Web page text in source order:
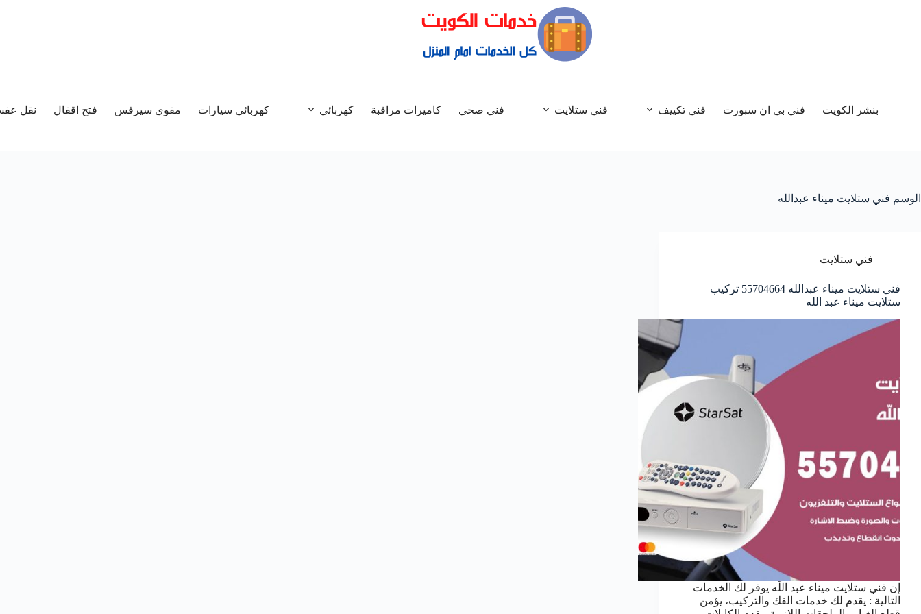
بنشر الكويت فني بي ان سبورت فني تكييف فني ستلايت فني صحي كاميرات مراقبة كهربائي كهربائي سيارات مقوي سيرفس فتح اقفال نقل
الوسم فني ستلايت ميناء عبدالله
فني ستلايت
فني ستلايت ميناء عبدالله 55704664 تركيب
ستلايت ميناء عبد الله
إن فني ستلايت ميناء عبد اللّه يوفر لك الخدمات
التالية : يقدم لك خدمات الفك والتركيب، يؤمن